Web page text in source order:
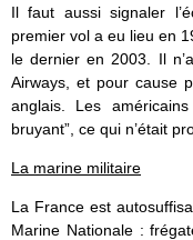
Il faut aussi signaler
premier vol a eu lieu en
le dernier en 2003. Il
Airways, et pour cause
anglais. Les
bruyant”, ce qui n’était
La marine militaire
La France est
Marine Nationale :